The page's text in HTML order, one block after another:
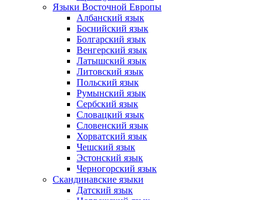
Языки Восточной Европы
Албанский язык
Боснийский язык
Болгарский язык
Венгерский язык
Латышский язык
Литовский язык
Польский язык
Румынский язык
Сербский язык
Словацкий язык
Словенский язык
Хорватский язык
Чешский язык
Эстонский язык
Черногорский язык
Скандинавские языки
Датский язык